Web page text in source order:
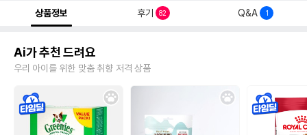
상품정보 후기 82 Q&A 1
Ai가 추천 드려요
우리 아이를 위한 맞춤 취향 저격 상품